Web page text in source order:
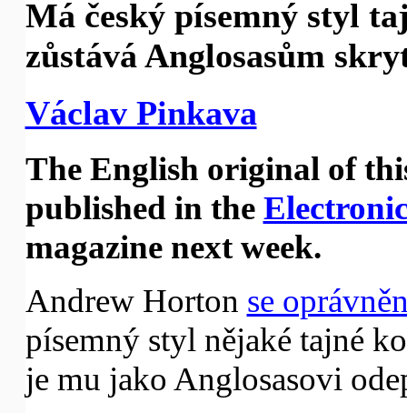
Má český písemný styl
zůstává Anglosasům
Václav Pinkava
The English original of
published in the
magazine next week.
Andrew Horton se
písemný styl nějaké tajné
je mu jako Anglosasovi